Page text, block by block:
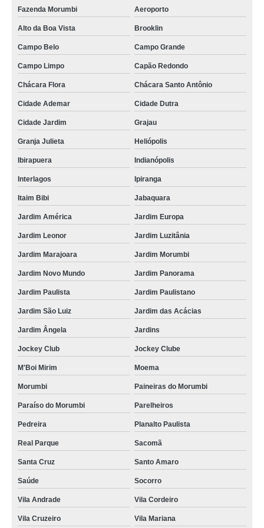
fornecedores de escova passa cabos quadrada São Carlos
escova para passagem de cabos bipartida Socorro
fornecedores de escova passa cabos bipartida Coelho Neto
escova passa cabos bipartida fornecimento Louveira
escova passa cabos retangular fornecimento Alto da Boa Vista
escova passa cabos com vedação Vila Sônia
fornecedores de escova passa cabos Vila Izabel
escova passa cabos para piso elevado fornecimento Paraty
escovas para passagem de cabos Itatiaia
fornecedores de escova de cabos para piso elevado bipartida Ramos
escova passa cabos quadrada fornecimento Guararema
escova de cabos para piso elevado fornecimento Franco da Rocha
fornecedores de escova de passagem de cabos para piso elevado Atibaia
fornecedores de escova passa cabos inteiriça Vila Isabel
fornecedores de escova para passagem de cabos bipartida Jardim Leonor
escova passa cabos fornecimento Glória
escova passa cabos inteiriça fornecimento São Gonçalo
distribuidores de escova para passagem de cabos bipartida Vale do Paraíba
escova passa cabos retangular Jardim Morumbi
escovas passa cabos Petrópolis
fornecedores de escova passa cabos para piso elevado Parque Vila
Prudente
distribuidores de escova passa cabos com vedação Engenho da Rainha
escova passa cabos para piso elevado fornecimento Campo Belo
fornecedores de escova de passagem de cabos para piso elevado Serra da
Fazenda Morumbi Aeroporto
Alto da Boa Vista Brooklin
Campo Belo Campo Grande
Campo Limpo Capão Redondo
Chácara Flora Chácara Santo Antônio
Cidade Ademar Cidade Dutra
Cidade Jardim Grajau
Granja Julieta Heliópolis
Ibirapuera Indianópolis
Interlagos Ipiranga
Itaim Bibi Jabaquara
Jardim América Jardim Europa
Jardim Leonor Jardim Luzitânia
Jardim Marajoara Jardim Morumbi
Jardim Novo Mundo Jardim Panorama
Jardim Paulista Jardim Paulistano
Jardim São Luiz Jardim das Acácias
Jardim Ângela Jardins
Jockey Club Jockey Clube
M'Boi Mirim Moema
Morumbi Paineiras do Morumbi
Paraíso do Morumbi Parelheiros
Pedreira Planalto Paulista
Real Parque Sacomã
Santa Cruz Santo Amaro
Saúde Socorro
Vila Andrade Vila Cordeiro
Vila Cruzeiro Vila Mariana